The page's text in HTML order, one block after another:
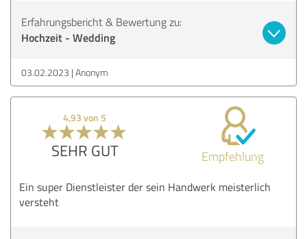
Erfahrungsbericht & Bewertung zu:
Hochzeit - Wedding
03.02.2023 Anonym
4,93 von 5
SEHR GUT Empfehlung
Ein super Dienstleister der sein Handwerk meisterlich
versteht